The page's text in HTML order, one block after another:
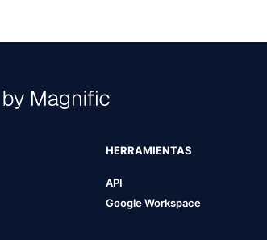
HERRAMIENTAS
API
Google Workspace